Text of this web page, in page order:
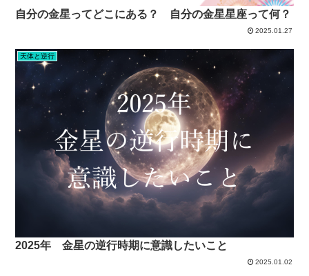
自分の金星ってどこにある？ 自分の金星星座って何？
2025.01.27
天体と逆行
2025年 金星の逆行時期に意識したいこと
2025.01.02